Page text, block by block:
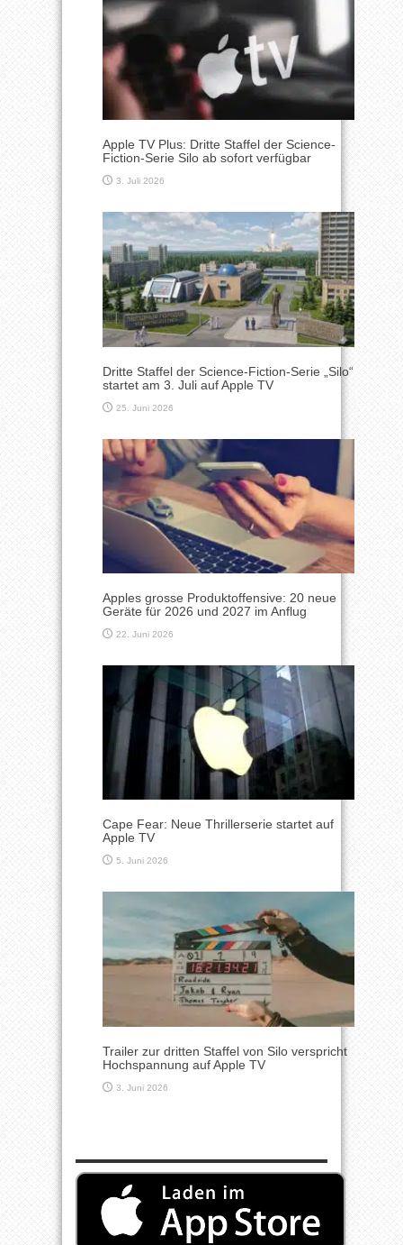
Apple TV Plus: Dritte Staffel der Science-
Fiction-Serie Silo ab sofort verfügbar
3. Juli 2026
Dritte Staffel der Science-Fiction-Serie „Silo“
startet am 3. Juli auf Apple TV
25. Juni 2026
Apples grosse Produktoffensive: 20 neue
Geräte für 2026 und 2027 im Anflug
22. Juni 2026
Cape Fear: Neue Thrillerserie startet auf
Apple TV
5. Juni 2026
Trailer zur dritten Staffel von Silo verspricht
Hochspannung auf Apple TV
3. Juni 2026